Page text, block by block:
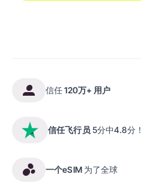
信任120万+ 用户
信任飞行员 5分中4.8分！
一个eSIM 为了全球